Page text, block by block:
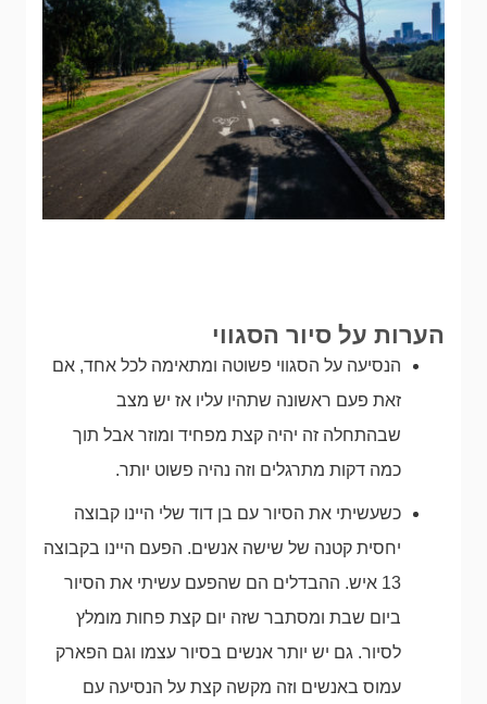
הערות על סיור הסגווי
הנסיעה על הסגווי פשוטה ומתאימה לכל אחד, אם
זאת פעם ראשונה שתהיו עליו אז יש מצב
שבהתחלה זה יהיה קצת מפחיד ומוזר אבל תוך
כמה דקות מתרגלים וזה נהיה פשוט יותר.
כשעשיתי את הסיור עם בן דוד שלי היינו קבוצה
יחסית קטנה של שישה אנשים. הפעם היינו בקבוצה
13 איש. ההבדלים הם שהפעם עשיתי את הסיור
ביום שבת ומסתבר שזה יום קצת פחות מומלץ
לסיור. גם יש יותר אנשים בסיור עצמו וגם הפארק
עמוס באנשים וזה מקשה קצת על הנסיעה עם